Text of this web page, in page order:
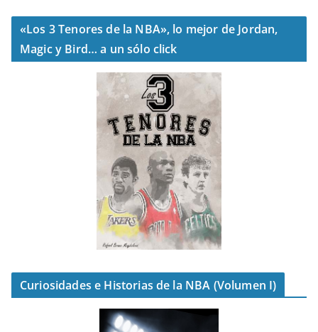
«Los 3 Tenores de la NBA», lo mejor de Jordan,
Magic y Bird… a un sólo click
Curiosidades e Historias de la NBA (Volumen I)